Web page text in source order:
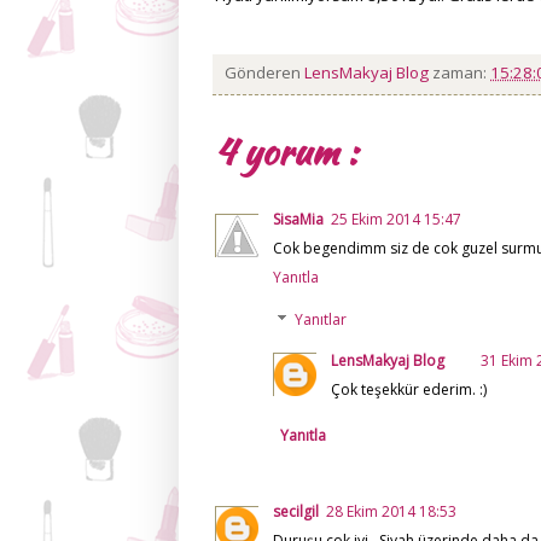
Gönderen LensMakyaj Blog zaman:
4 yorum :
SisaMia 25 Ekim 2014 15:47
Cok begendimm siz de cok guzel
Yanıtla
Yanıtlar
LensMakyaj Blog
31 Ekim
Çok teşekkür ederim. :)
Yanıtla
secilgil 28 Ekim 2014 18:53